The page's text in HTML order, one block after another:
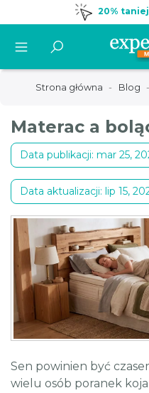
20% taniej
Strona główna Blog
Materac a
Data publikacji: mar 25,
Data aktualizacji: lip 15,
Sen powinien być
wielu osób poranek